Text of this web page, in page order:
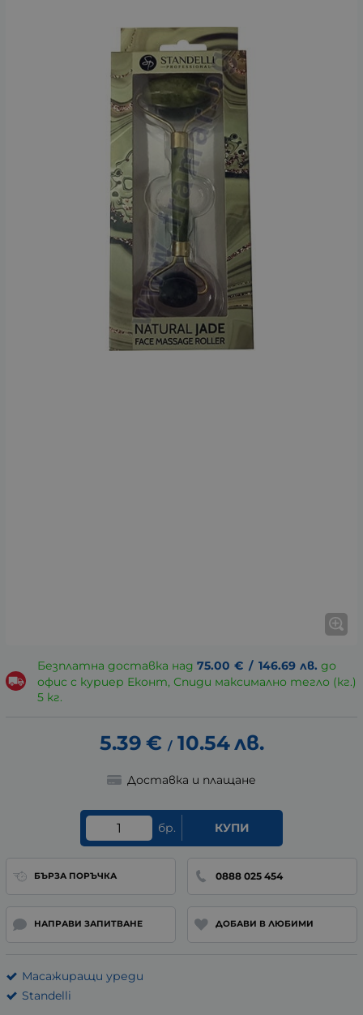
Безплатна доставка над 75.00 € / 146.69 лв. до
офис с куриер Еконт, Спиди максимално тегло (кг.)
5 кг.
5.39 € / 10.54лв.
Доставка и плащане
бр. КУПИ
БЪРЗА ПОРЪЧКА 0888 025 454
НАПРАВИ ЗАПИТВАНЕ ДОБАВИ В ЛЮБИМИ
Масажиращи уреди
Standelli